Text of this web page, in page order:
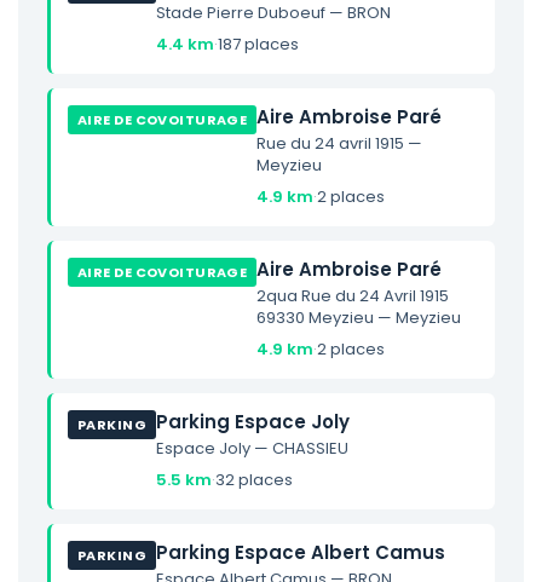
Stade Pierre Duboeuf — BRON
4.4 km·187 places
AIRE DE COVOITURAGE Aire Ambroise Paré
Rue du 24 avril 1915 —
Meyzieu
4.9 km·2 places
AIRE DE COVOITURAGE Aire Ambroise Paré
2qua Rue du 24 Avril 1915
69330 Meyzieu — Meyzieu
4.9 km·2 places
PARKING Parking Espace Joly
Espace Joly — CHASSIEU
5.5 km·32 places
PARKING Parking Espace Albert Camus